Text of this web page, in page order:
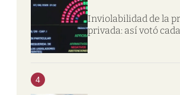
Inviolabilidad de la
privada: así votó
4